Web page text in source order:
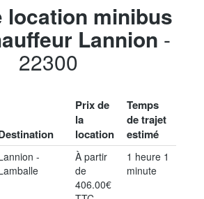
location minibus
Lannion -
22300
Prix de
la
location
Temps
de trajet
estimé
-
À partir
de
406.00€
1 heure 1
minute